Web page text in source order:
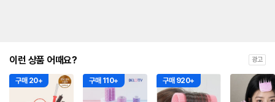
이런 상품 어때요? 광고
구매 20+ 구매 110+ 구매 920+